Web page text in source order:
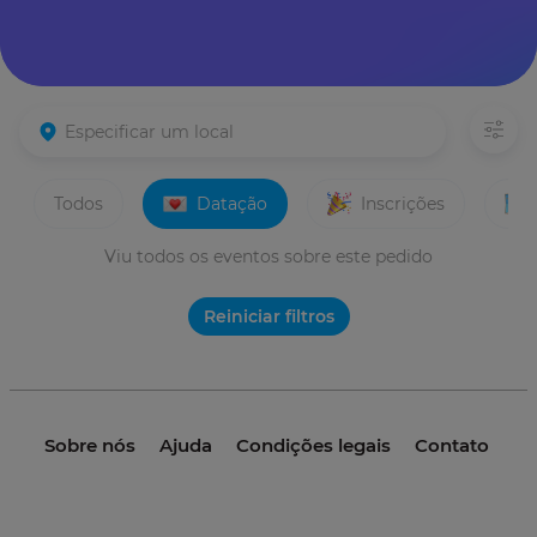
Todos Datação Inscrições
Viu todos os eventos sobre este pedido
Reiniciar filtros
Sobre nós Ajuda Condições legais Contato